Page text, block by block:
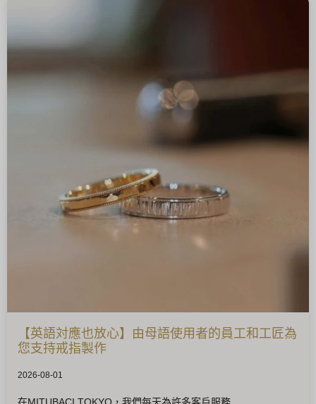
【英語対應也放心】由母語使用者的員工和工匠為
您支持戒指製作
2026-08-01